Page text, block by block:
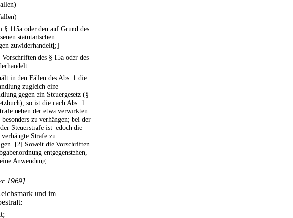
§ 115a oder den auf Grund des
statutarischen
zuwiderhandelt[;]
Vorschriften des § 15a oder des
in den Fällen des Abs. 1 die
zugleich eine
gegen ein Steuergesetz (§
so ist die nach Abs. 1
neben der etwa verwirkten
besonders zu verhängen; bei der
Steuerstrafe ist jedoch die
verhängte Strafe zu
[2] Soweit die Vorschriften
entgegenstehen,
Anwendung.
1969]
und im